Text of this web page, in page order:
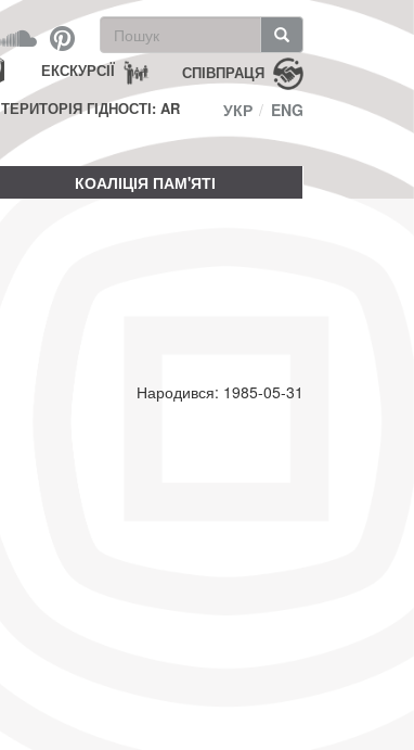
Пошукова
форма
Пошук СПІВПРАЦЯ
ЕКСКУРСІЇ
ТЕРИТОРІЯ ГІДНОСТІ: AR
УКР ENG
КОАЛІЦІЯ ПАМ'ЯТІ
Народився: 1985-05-31